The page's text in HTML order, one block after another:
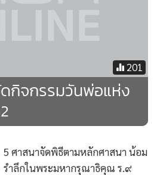
201
กิจกรรมวันพ่อแห่ง
5 ศาสนาจัดพิธีตามหลักศาสนา น้อม
รำลึกในพระมหากรุณาธิคุณ ร.๙